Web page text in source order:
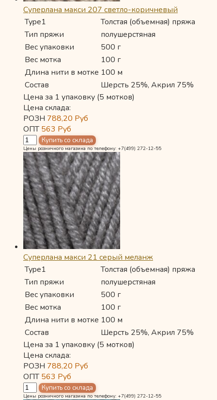
Суперлана макси 207 светло-коричневый
Type1
Толстая (объемная) пряжа
Тип пряжи
полушерстяная
Вес упаковки
500 г
Вес мотка
100 г
Длина нити в мотке 100 м
Состав
Шерсть 25%, Акрил 75%
Цена за 1 упаковку (5 мотков)
Цена склада:
РОЗН 788,20 Руб
ОПТ563 Руб
Цены розничного магазина по телефону: +7(499) 272-12-55
Суперлана макси 21 серый меланж
Type1
Толстая (объемная) пряжа
Тип пряжи
полушерстяная
Вес упаковки
500 г
Вес мотка
100 г
Длина нити в мотке 100 м
Состав
Шерсть 25%, Акрил 75%
Цена за 1 упаковку (5 мотков)
Цена склада:
РОЗН 788,20 Руб
ОПТ563 Руб
Цены розничного магазина по телефону: +7(499) 272-12-55